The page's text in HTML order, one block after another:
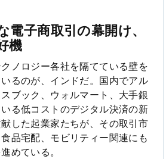
電子商取引の幕開け、
機
ノロジー各社を隔てている壁を
るのが、インドだ。国内でアル
ブック、ウォルマート、大手銀
る低コストのデジタル決済の新
した起業家たちが、その取引市
品宅配、モビリティー関連にも
めている。